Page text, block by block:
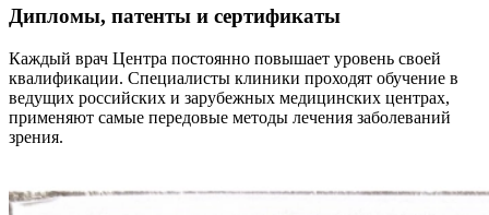
Дипломы, патенты и сертификаты
Каждый врач Центра постоянно повышает уровень своей
квалификации. Специалисты клиники проходят обучение в
ведущих российских и зарубежных медицинских центрах,
применяют самые передовые методы лечения заболеваний
зрения.